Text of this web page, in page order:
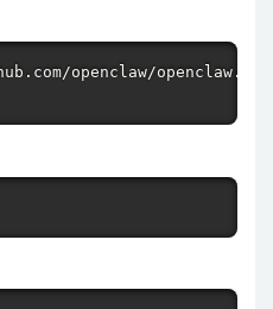
openclaw/openclaw.git